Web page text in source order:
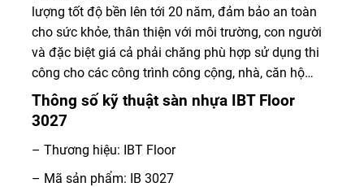
lượng tốt độ bền lên tới 20 năm, đảm bảo an toàn
cho sức khỏe, thân thiện với môi trường, con người
và đặc biệt giá cả phải chăng phù hợp sử dụng thi
công cho các công trình công cộng, nhà, căn hộ…
Thông số kỹ thuật sàn nhựa IBT Floor
3027
– Thương hiệu: IBT Floor
– Mã sản phẩm: IB 3027